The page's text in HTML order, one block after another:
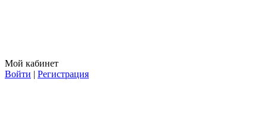
Мой кабинет
Войти | Регистрация